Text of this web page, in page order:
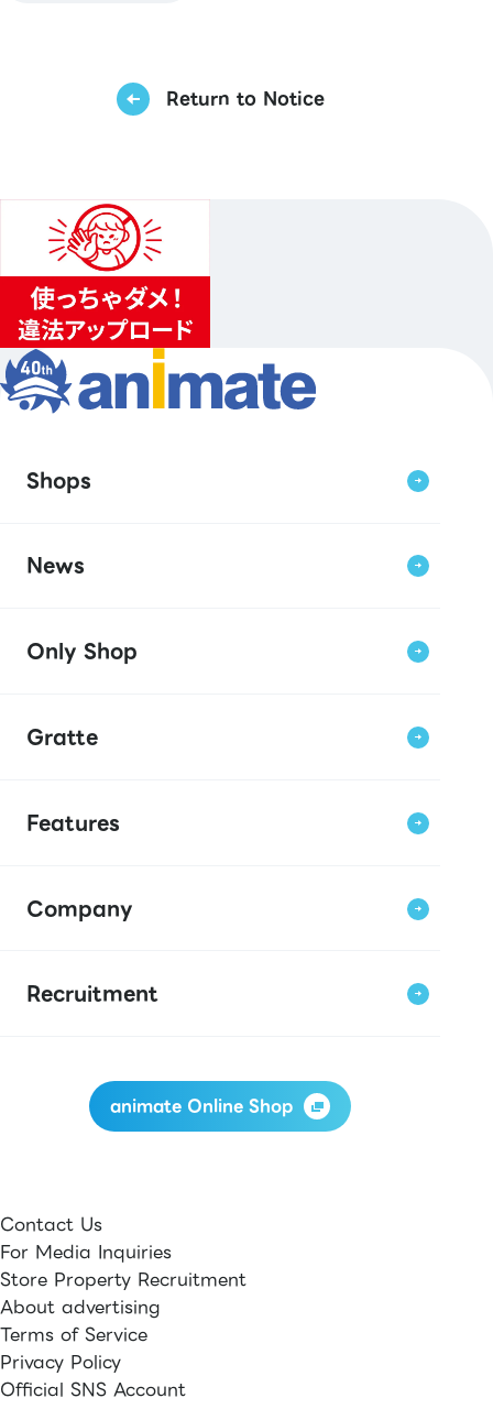
Return to Notice
Shops
News
Only Shop
Gratte
Features
Company
Recruitment
animate Online Shop
Contact Us
For Media Inquiries
Store Property Recruitment
About advertising
Terms of Service
Privacy Policy
Official SNS Account